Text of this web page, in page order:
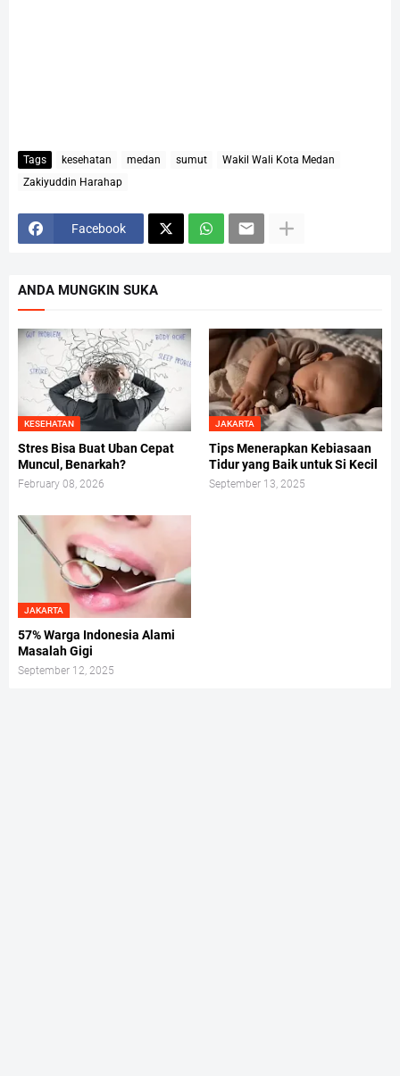
Tags kesehatan medan sumut
Wakil Wali Kota Medan
Zakiyuddin Harahap
Facebook
ANDA MUNGKIN SUKA
KESEHATAN
Stres Bisa Buat Uban Cepat
Muncul, Benarkah?
February 08, 2026
JAKARTA
Tips Menerapkan Kebiasaan
Tidur yang Baik untuk Si Kecil
September 13, 2025
JAKARTA
57% Warga Indonesia Alami
Masalah Gigi
September 12, 2025